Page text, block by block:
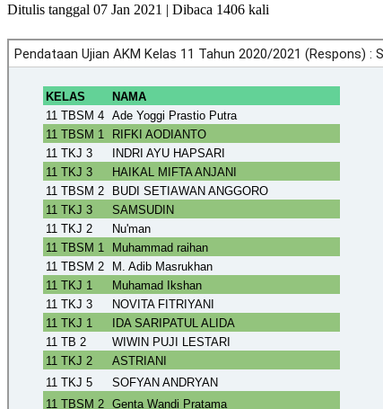
Ditulis tanggal 07 Jan 2021 | Dibaca 1406 kali